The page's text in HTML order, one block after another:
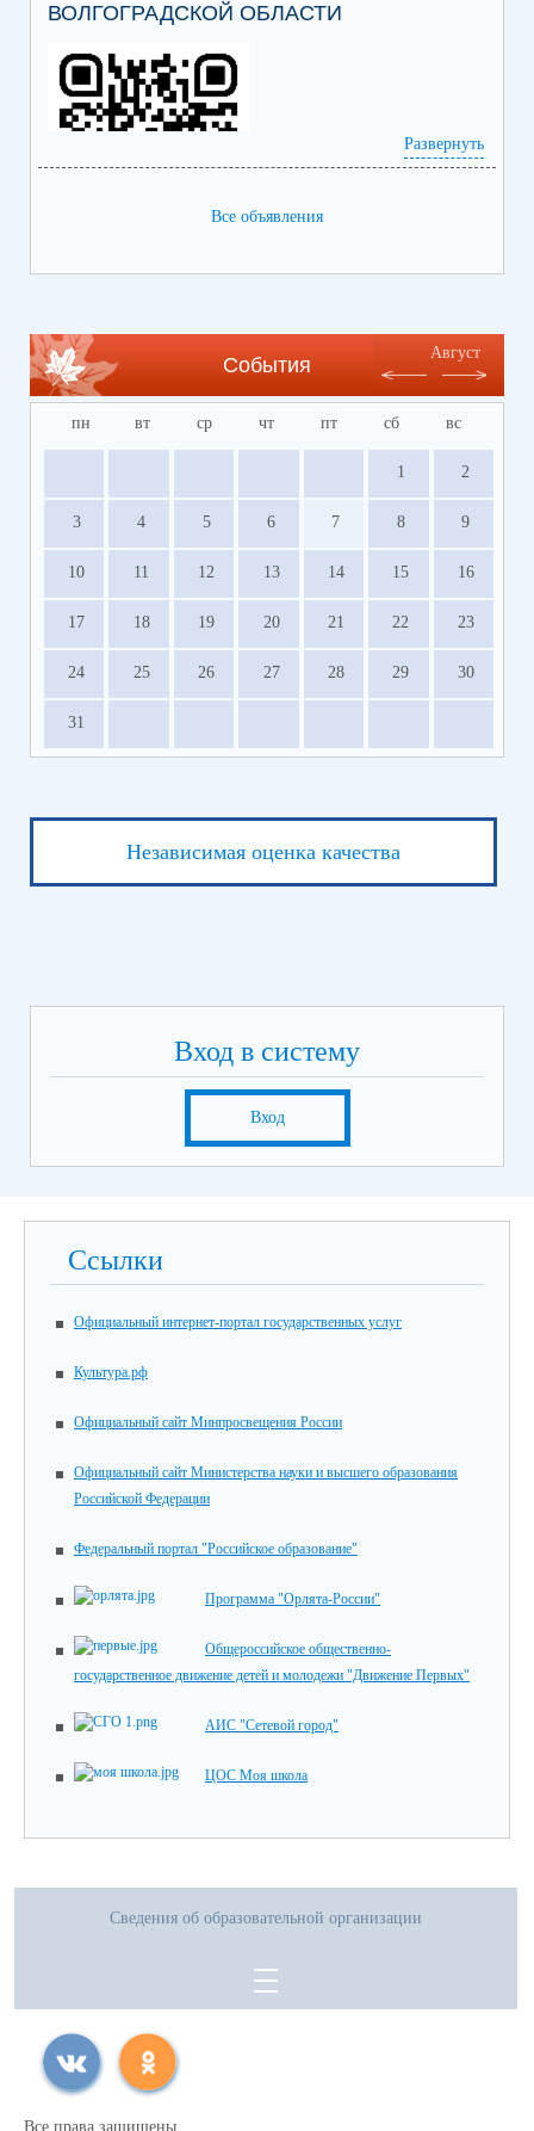
ВОЛГОГРАДСКОЙ ОБЛАСТИ
содействия развитию сферы отдыха и
https://centrleto.ru
Развернуть
Все объявления
События
Август
пн вт ср чт пт сб вс
1 2
3 4 5 6 7 8 9
10 11 12 13 14 15 16
17 18 19 20 21 22 23
24 25 26 27 28 29 30
31
Независимая оценка качества
Вход в систему
Вход
Ссылки
Официальный интернет-портал государственных услуг
Культура.рф
Официальный сайт Минпросвещения России
Официальный сайт Министерства науки и высшего образования
Российской Федерации
Федеральный портал "Российское образование"
Программа "Орлята-России"
Общероссийское общественно-
государственное движение детей и молодежи "Движение Первых"
АИС "Сетевой город"
ЦОС Моя школа
Сведения об образовательной организации
Все права защищены.